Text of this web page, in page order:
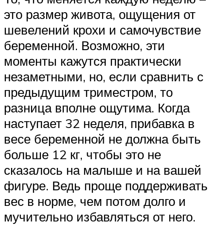
это размер живота, ощущения от
шевелений крохи и самочувствие
беременной. Возможно, эти
моменты кажутся практически
незаметными, но, если сравнить с
предыдущим триместром, то
разница вполне ощутима. Когда
наступает 32 неделя, прибавка в
весе беременной не должна быть
больше 12 кг, чтобы это не
сказалось на малыше и на вашей
фигуре. Ведь проще поддерживать
вес в норме, чем потом долго и
мучительно избавляться от него.